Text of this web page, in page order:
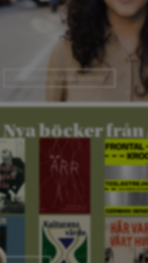
Läs mer om Arenaakademin
Nya böcker från